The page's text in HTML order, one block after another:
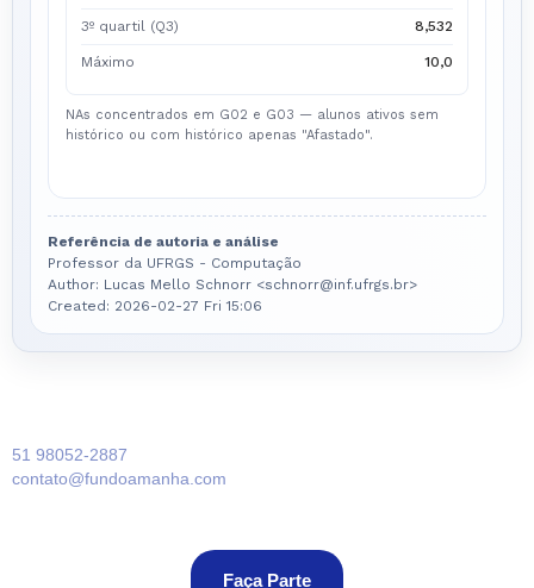
3º quartil (Q3) 8,532
Máximo 10,0
NAs concentrados em G02 e G03 — alunos ativos sem
histórico ou com histórico apenas "Afastado".
Referência de autoria e análise
Professor da UFRGS - Computação
Author: Lucas Mello Schnorr <schnorr@inf.ufrgs.br>
Created: 2026-02-27 Fri 15:06
51 98052-2887
contato@fundoamanha.com
Faça Parte